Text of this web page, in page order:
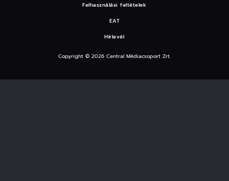
Felhasználási feltételek
EAT
Hírlevél
Copyright © 2026 Central Médiacsoport Zrt.